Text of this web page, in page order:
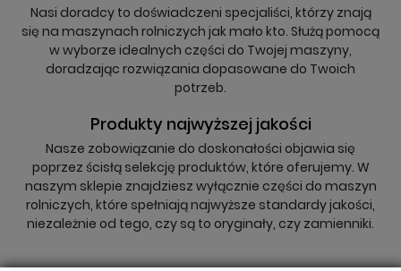
Nasi doradcy to doświadczeni specjaliści, którzy znają
się na maszynach rolniczych jak mało kto. Służą pomocą
w wyborze idealnych części do Twojej maszyny,
doradzając rozwiązania dopasowane do Twoich
potrzeb.
Produkty najwyższej jakości
Nasze zobowiązanie do doskonałości objawia się
poprzez ścisłą selekcję produktów, które oferujemy. W
naszym sklepie znajdziesz wyłącznie części do maszyn
rolniczych, które spełniają najwyższe standardy jakości,
niezależnie od tego, czy są to oryginały, czy zamienniki.